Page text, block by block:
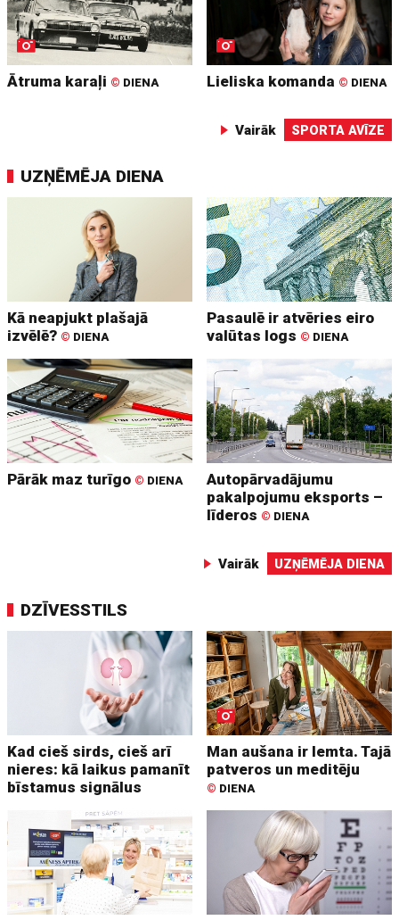
Ātruma karaļi © DIENA Lieliska komanda © DIENA
Vairāk SPORTA AVĪZE
UZŅĒMĒJA DIENA
Kā neapjukt plašajā
izvēlē? © DIENA
Pasaulē ir atvēries eiro
valūtas logs © DIENA
Pārāk maz turīgo © DIENA
Autopārvadājumu
pakalpojumu eksports –
līderos © DIENA
Vairāk UZŅĒMĒJA DIENA
DZĪVESSTILS
Kad cieš sirds, cieš arī
nieres: kā laikus pamanīt
bīstamus signālus
Man aušana ir lemta. Tajā
patveros un meditēju
© DIENA